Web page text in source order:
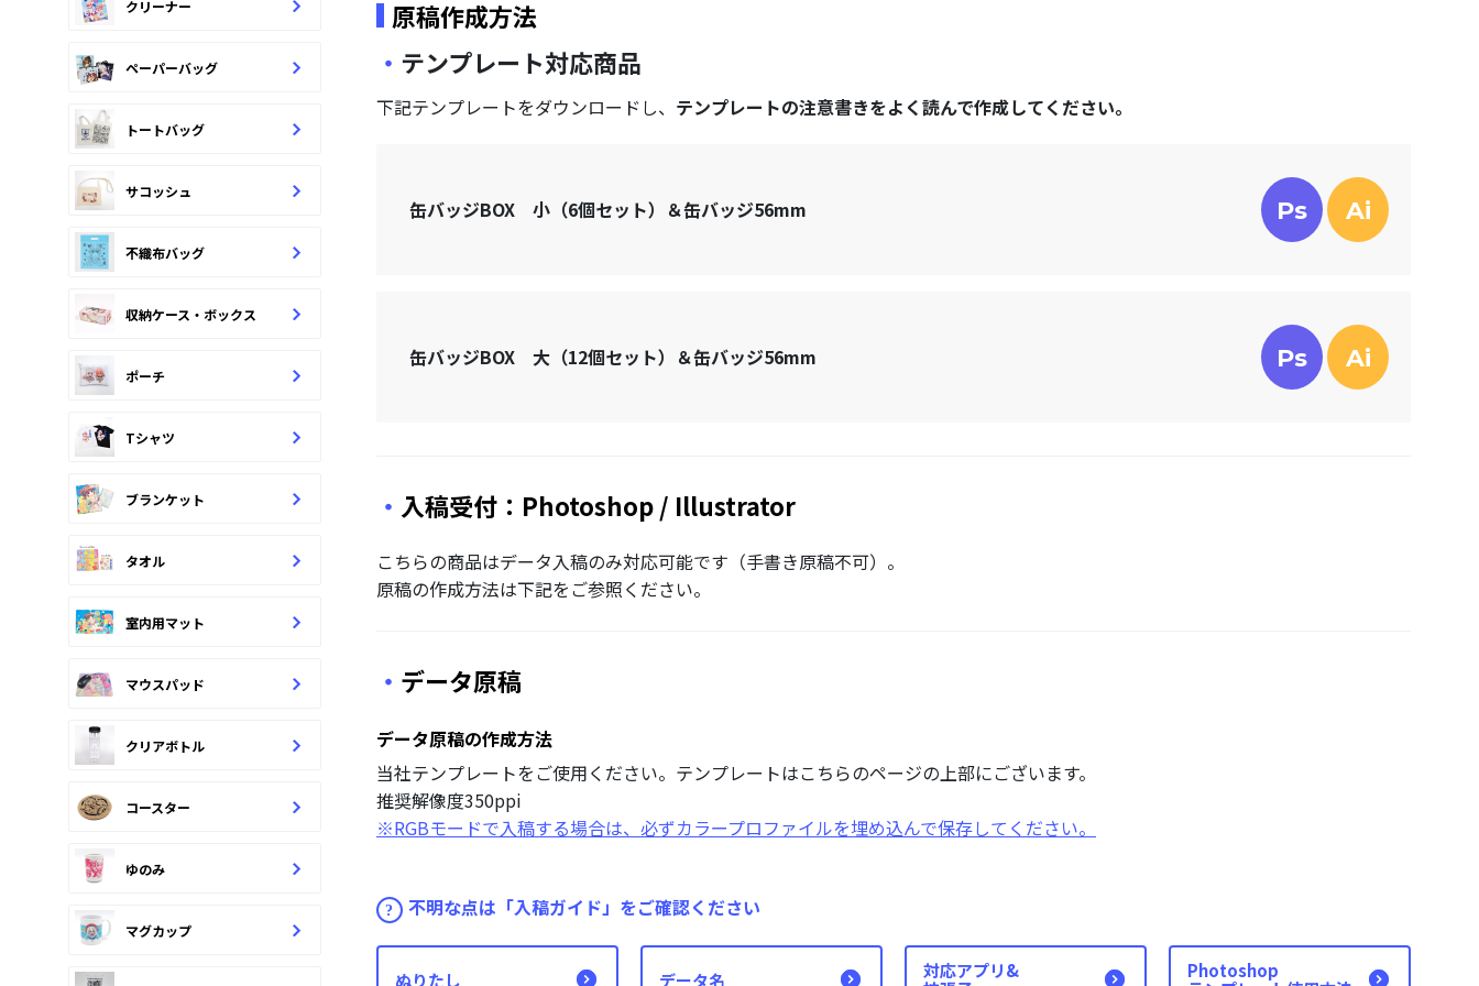
クリーナー
ペーパーバッグ
トートバッグ
サコッシュ
不織布バッグ
収納ケース・ボックス
ポーチ
Tシャツ
ブランケット
タオル
室内用マット
マウスパッド
クリアボトル
コースター
ゆのみ
マグカップ
原稿作成方法
テンプレート対応商品
下記テンプレートをダウンロードし、 テンプレートの注意書きをよく読んで作成してください。
缶バッジBOX 小（6個セット）＆缶バッジ56mm Ps Ai
缶バッジBOX 大（12個セット）＆缶バッジ56mm Ps Ai
入稿受付：Photoshop / Illustrator
こちらの商品はデータ入稿のみ対応可能です（手書き原稿不可）。
原稿の作成方法は下記をご参照ください。
データ原稿
データ原稿の作成方法
当社テンプレートをご使用ください。テンプレートはこちらのページの上部にございます。
推奨解像度350ppi
※RGBモードで入稿する場合は、必ずカラープロファイルを埋め込んで保存してください。
不明な点は「入稿ガイド」をご確認ください
ぬりたし データ名
対応アプリ&
Photoshop